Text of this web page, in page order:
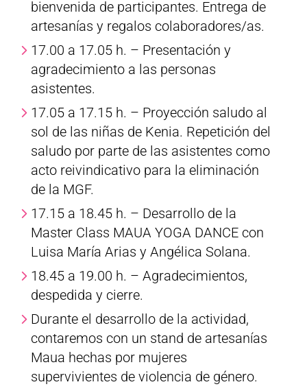
bienvenida de participantes. Entrega de
artesanías y regalos colaboradores/as.
17.00 a 17.05 h. – Presentación y
agradecimiento a las personas
asistentes.
17.05 a 17.15 h. – Proyección saludo al
sol de las niñas de Kenia. Repetición del
saludo por parte de las asistentes como
acto reivindicativo para la eliminación
de la MGF.
17.15 a 18.45 h. – Desarrollo de la
Master Class MAUA YOGA DANCE con
Luisa María Arias y Angélica Solana.
18.45 a 19.00 h. – Agradecimientos,
despedida y cierre.
Durante el desarrollo de la actividad,
contaremos con un stand de artesanías
Maua hechas por mujeres
supervivientes de violencia de género.